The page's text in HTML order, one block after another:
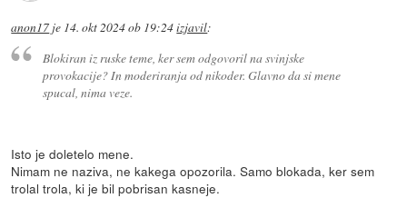
anon17 je 14. okt 2024 ob 19:24izjavil:
Blokiran iz ruske teme, ker sem odgovoril na svinjske
provokacije? In moderiranja od nikoder. Glavno da si mene
spucal, nima veze.
Isto je doletelo mene.
Nimam ne naziva, ne kakega opozorila. Samo blokada, ker sem
trolal trola, ki je bil pobrisan kasneje.